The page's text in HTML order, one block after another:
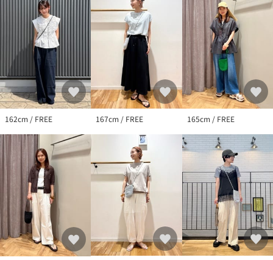
162cm / FREE 167cm / FREE 165cm / FREE